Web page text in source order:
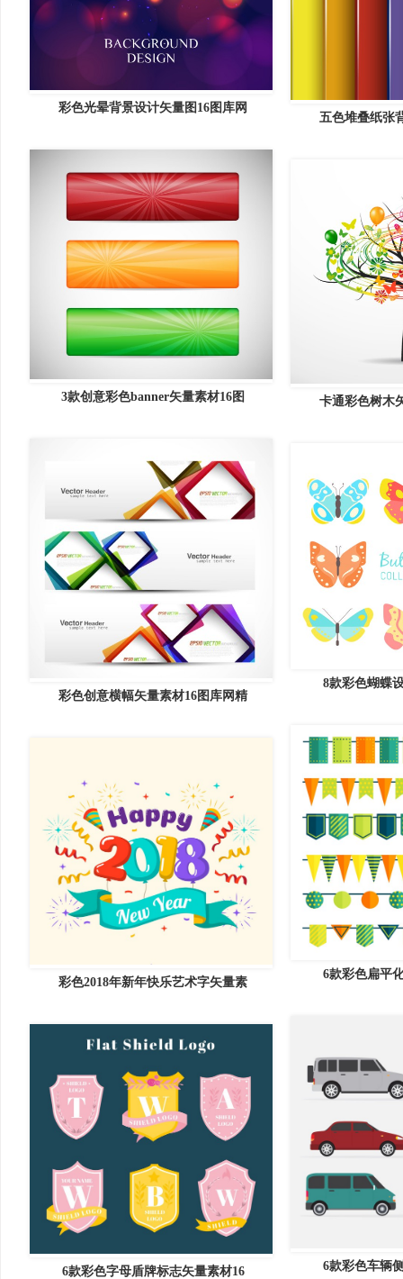
彩色光晕背景设计矢量图16图库网
五色堆叠纸张
3款创意彩色banner矢量素材16图 卡通彩色树木
彩色创意横幅矢量素材16图库网精
8款彩色蝴蝶
6款彩色扁平
彩色2018年新年快乐艺术字矢量素
6款彩色车辆
6款彩色字母盾牌标志矢量素材16